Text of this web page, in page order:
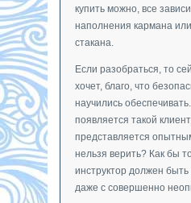
купить можно, все
наполнения кармана
стакана.
Если разобраться, то
хочет, благо, что
научились
появляется такой
представляется
нельзя верить? Как бы
инструктор должен быть
даже с совершенно